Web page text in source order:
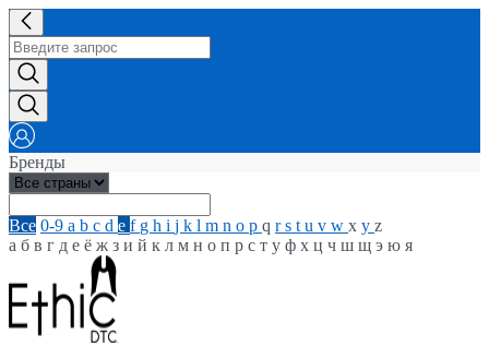
Бренды
Все 0-9 a b c d e f g h i j k l m n o p q rs t u v w x y z
а б в г д е ё ж з и й к л м н о п р с т у ф х ц ч ш щ э ю я